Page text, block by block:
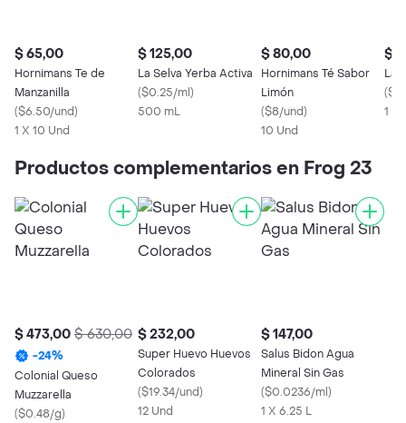
$ 65,00
Hornimans Te de
Manzanilla
($6.50/und)
1 X 10 Und
$ 125,00
La Selva Yerba Activa
($0.25/ml)
500 mL
$ 80,00
Hornimans Té Sabor
Limón
($8/und)
10 Und
$
La
(
1 Kg
Productos complementarios en Frog 23
$ 473,00 $ 630,00
-24%
Colonial Queso
Muzzarella
($0.48/g)
$ 232,00
Super Huevo Huevos
Colorados
($19.34/und)
12 Und
$ 147,00
Salus Bidon Agua
Mineral Sin Gas
($0.0236/ml)
1 X 6.25 L